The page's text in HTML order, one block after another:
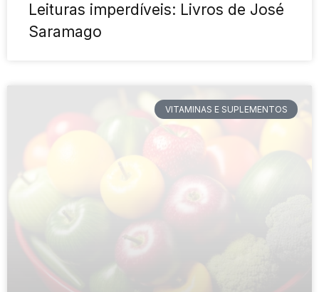
Leituras imperdíveis: Livros de José
Saramago
VITAMINAS E SUPLEMENTOS